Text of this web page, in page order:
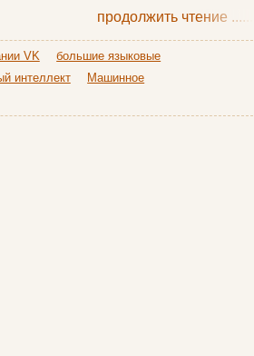
продолжить чтение ......
VK
большие языковые
интеллект
Машинное